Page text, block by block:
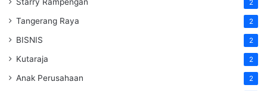
2
Tangerang Raya 2
BISNIS 2
Kutaraja 2
Anak Perusahaan 2